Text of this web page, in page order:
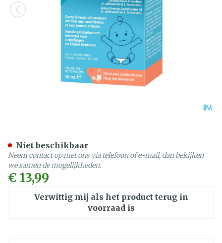
€ 13,99
Verwittig mij als het product terug in
voorraad is
Niet beschikbaar
Neem contact op met ons via telefoon of e-mail, dan bekijken
we samen de mogelijkheden.